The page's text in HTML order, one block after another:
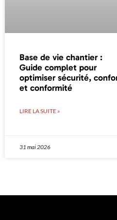
Base de vie chantier :
Guide complet pour
optimiser sécurité,
et conformité
LIRE LA SUITE »
31 mai 2026